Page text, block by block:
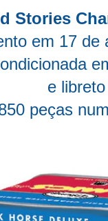
Stories
em 17 de
e libreto
peças